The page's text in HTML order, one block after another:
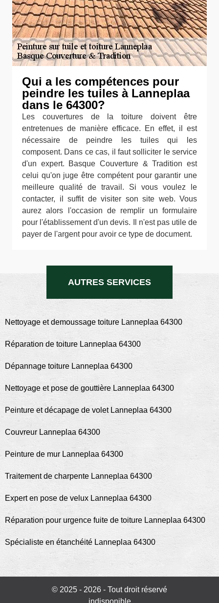
Qui a les compétences pour
peindre les tuiles à Lanneplaa
dans le 64300?
Les couvertures de la toiture doivent être
entretenues de manière efficace. En effet, il est
nécessaire de peindre les tuiles qui les
composent. Dans ce cas, il faut solliciter le service
d'un expert. Basque Couverture & Tradition est
celui qu'on juge être compétent pour garantir une
meilleure qualité de travail. Si vous voulez le
contacter, il suffit de visiter son site web. Vous
aurez alors l'occasion de remplir un formulaire
pour l'établissement d'un devis. Il n'est pas utile de
payer de l'argent pour avoir ce type de document.
AUTRES SERVICES
Nettoyage et demoussage toiture Lanneplaa 64300
Réparation de toiture Lanneplaa 64300
Dépannage toiture Lanneplaa 64300
Nettoyage et pose de gouttière Lanneplaa 64300
Peinture et décapage de volet Lanneplaa 64300
Couvreur Lanneplaa 64300
Peinture de mur Lanneplaa 64300
Traitement de charpente Lanneplaa 64300
Expert en pose de velux Lanneplaa 64300
Réparation pour urgence fuite de toiture Lanneplaa 64300
Spécialiste en étanchéité Lanneplaa 64300
© 2025 - 2026 - Tout droit réservé
indisponible